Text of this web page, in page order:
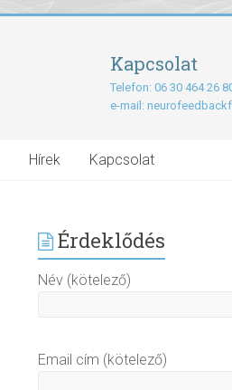
Kapcsolat
Telefon: 06 30 464 26
e-mail:
Hírek Kapcsolat
Érdeklődés
Név (kötelező)
Email cím (kötelező)